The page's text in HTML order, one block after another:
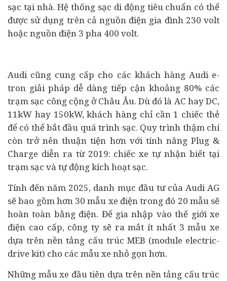
sạc tại nhà. Hệ thống sạc di động tiêu chuẩn có thể
được sử dụng trên cả nguồn điện gia đình 230 volt
hoặc nguồn điện 3 pha 400 volt.
Audi cũng cung cấp cho các khách hàng Audi e-
tron giải pháp dễ dàng tiếp cận khoảng 80% các
trạm sạc công cộng ở Châu Âu. Dù đó là AC hay DC,
11kW hay 150kW, khách hàng chỉ cần 1 chiếc thẻ
để có thể bắt đầu quá trình sạc. Quy trình thậm chí
còn trở nên thuận tiện hơn với tính năng Plug &
Charge diễn ra từ 2019: chiếc xe tự nhận biết tại
trạm sạc và tự động kích hoạt sạc.
Tính đến năm 2025, danh mục đầu tưcủa Audi AG
sẽ bao gồm hơn 30 mẫu xe điện trong đó 20 mẫu sẽ
hoàn toàn bằng điện. Để gia nhập vào thế giới xe
điện cao cấp, công ty sẽ ra mắt ít nhất 3 mẫu xe
dựa trên nền tảng cấu trúc MEB (module electric-
drive kit) cho các mẫu xe nhỏ gọn hơn.
Những mẫu xe đầu tiên dựa trên nền tảng cấu trúc